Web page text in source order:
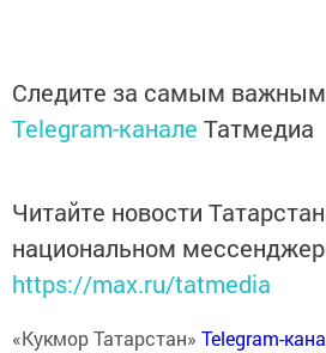
Следите за самым
Telegram-канале Татмедиа
Читайте новости
национальном
https://max.ru/tatmedia
«Кукмор Татарстан» Telegram-